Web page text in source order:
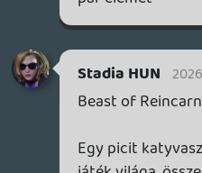
hogy ez az első komolyabb
játékuk, úgy még érthető
nagy tapasztalatuk az
egy-két fejezetet
eddig.
2026.08.04 14:58:10